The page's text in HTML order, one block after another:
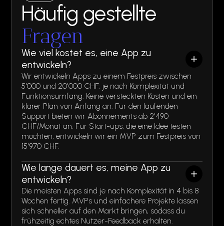
Häufig gestellte
Fragen
Wie viel kostet es, eine App zu
entwickeln?
Wir entwickeln Apps zu einem Festpreis zwischen
5'000 und 20'000 CHF, je nach Komplexität und
Funktionsumfang. Keine versteckten Kosten und ein
klarer Plan von Anfang an. Für den laufenden
Support bieten wir Abonnements ab 2'490
CHF/Monat an. Für Start-ups, die eine Idee testen
möchten, entwickeln wir ein MVP zum Festpreis von
15'970 CHF.
Wie lange dauert es, meine App zu
entwickeln?
Die meisten Apps sind je nach Komplexität in 4 bis 8
Wochen fertig. MVPs und einfachere Projekte lassen
sich schneller auf den Markt bringen, sodass du
frühzeitig echtes Nutzer-Feedback erhalten.